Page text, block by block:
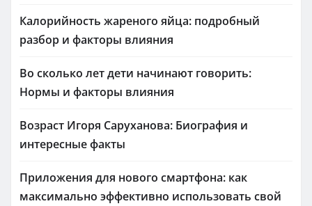
Калорийность жареного яйца: подробный
разбор и факторы влияния
Во сколько лет дети начинают говорить:
Нормы и факторы влияния
Возраст Игоря Саруханова: Биография и
интересные факты
Приложения для нового смартфона: как
максимально эффективно использовать свой